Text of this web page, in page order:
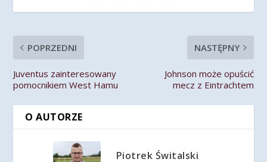
POPRZEDNI
Juventus zainteresowany
pomocnikiem West Hamu
NASTĘPNY
Johnson może opuścić
mecz z Eintrachtem
O AUTORZE
Piotrek Świtalski